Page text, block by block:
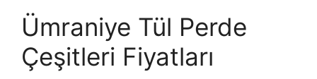
Ümraniye Tül Perde
Çeşitleri Fiyatları